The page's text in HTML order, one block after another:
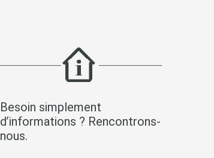
Besoin simplement
d’informations ? Rencontrons-
nous.